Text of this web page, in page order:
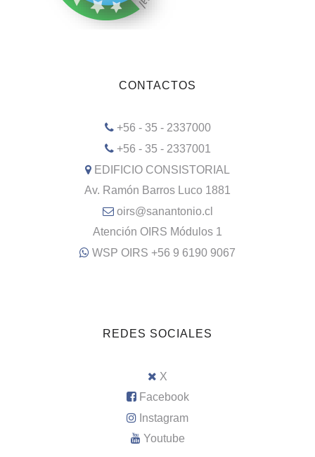
CONTACTOS
+56 - 35 - 2337000
+56 - 35 - 2337001
EDIFICIO CONSISTORIAL
Av. Ramón Barros Luco 1881
oirs@sanantonio.cl
Atención OIRS Módulos 1
WSP OIRS +56 9 6190 9067
REDES SOCIALES
X
Facebook
Instagram
Youtube